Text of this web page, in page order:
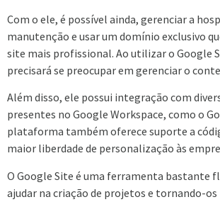
Com o ele, é possível ainda, gerenciar a
manutenção e usar um domínio exclusivo
site mais profissional. Ao utilizar o Google
precisará se preocupar em gerenciar o
Além disso, ele possui integração com
presentes no Google Workspace, como o
plataforma também oferece suporte a
maior liberdade de personalização às
O Google Site é uma ferramenta bastante
ajudar na criação de projetos e tornando-